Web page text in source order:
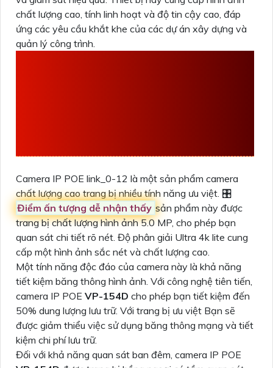
chất lượng cao, tính linh hoạt và độ tin cậy cao, đáp
ứng các yêu cầu khắt khe của các dự án xây dựng và
quản lý công trình.
Camera IP POE link_0-12 là một sản phẩm camera
chất lượng cao trang bị nhiều tính năng ưu việt. 🎛
Điểm ấn tượng dễ nhận thấy sản phẩm này được
trang bị chất lượng hình ảnh 5.0 MP, cho phép bạn
quan sát chi tiết rõ nét. Độ phân giải Ultra 4k lite cung
cấp một hình ảnh sắc nét và chất lượng cao.
Một tính năng độc đáo của camera này là khả năng
tiết kiệm băng thông hình ảnh. Với công nghệ tiên tiến,
camera IP POE VP-154D cho phép bạn tiết kiệm đến
50% dung lượng lưu trữ. Với trang bị ưu việt Bạn sẽ
được giảm thiểu việc sử dụng băng thông mạng và tiết
kiệm chi phí lưu trữ.
Đối với khả năng quan sát ban đêm, camera IP POE